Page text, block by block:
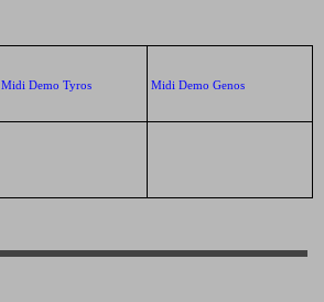
Midi Demo Tyros Midi Demo Genos